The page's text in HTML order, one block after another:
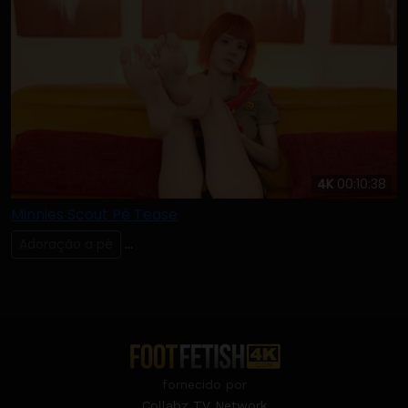
4K 00:10:38
Minnies Scout Pé Tease